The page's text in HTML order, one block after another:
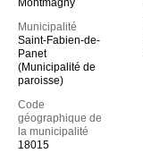
Montmagny
Municipalité
Saint-Fabien-de-
Panet
(Municipalité de
paroisse)
Code
géographique de
la municipalité
18015